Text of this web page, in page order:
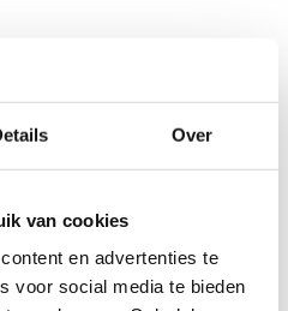
Over
van cookies
en advertenties te
voor social media te bieden
Bekijk alle9maten